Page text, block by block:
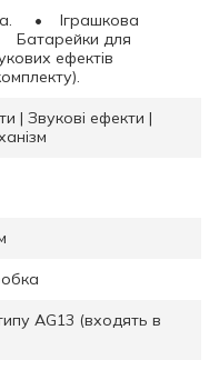
• Іграшкова
для
ефектів
| Звукові ефекти |
AG13 (входять в